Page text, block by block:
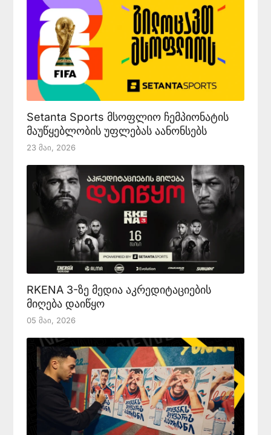
Setanta Sports მსოფლიო ჩემპიონატის
მაუწყებლობის უფლებას აანონსებს
23 Მაი, 2026
RKENA 3-ზე მედია აკრედიტაციების
მიღება დაიწყო
05 Მაი, 2026